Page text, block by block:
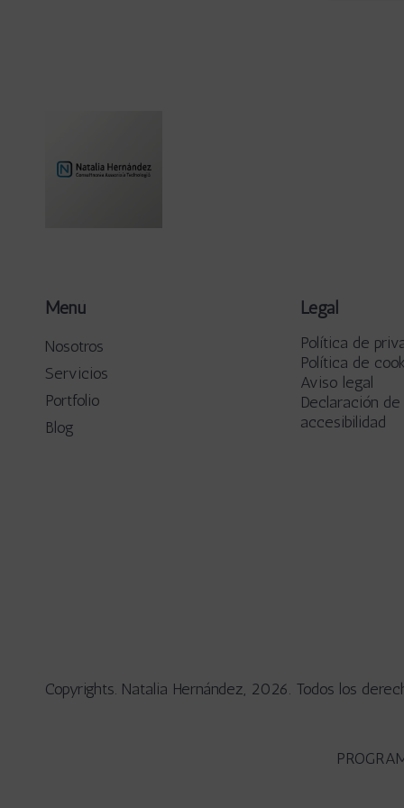
Menú
Nosotros
Servicios
Portfolio
Blog
Legal
Política de
Política de
Aviso legal
Declaración de
accesibilidad
Copyrights. Natalia Hernández, 2026. Todos los